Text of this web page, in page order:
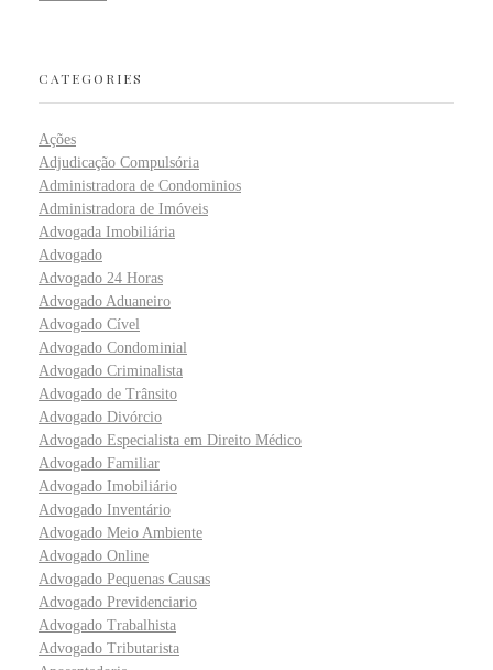
CATEGORIES
Ações
Adjudicação Compulsória
Administradora de Condominios
Administradora de Imóveis
Advogada Imobiliária
Advogado
Advogado 24 Horas
Advogado Aduaneiro
Advogado Cível
Advogado Condominial
Advogado Criminalista
Advogado de Trânsito
Advogado Divórcio
Advogado Especialista em Direito Médico
Advogado Familiar
Advogado Imobiliário
Advogado Inventário
Advogado Meio Ambiente
Advogado Online
Advogado Pequenas Causas
Advogado Previdenciario
Advogado Trabalhista
Advogado Tributarista